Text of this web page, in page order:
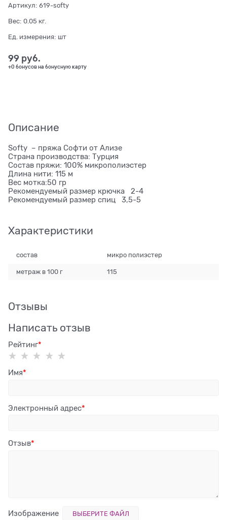
Артикул: 619-softy
Вес: 0.05 кг.
Ед. измерения: шт
99 руб.
+0 бонусов на бонусную карту
Описание
Softy – пряжа Софти от Ализе
Страна производства: Турция
Состав пряжи: 100% микрополиэстер
Длина нити: 115 м
Вес мотка:50 гр
Рекомендуемый размер крючка 2-4
Рекомендуемый размер спиц 3,5-5
Характеристики
состав микро полиэстер
метраж в 100 г 115
Отзывы
Написать отзыв
Рейтинг
Имя
Электронный адрес
Отзыв
Изображение ВЫБЕРИТЕ ФАЙЛ